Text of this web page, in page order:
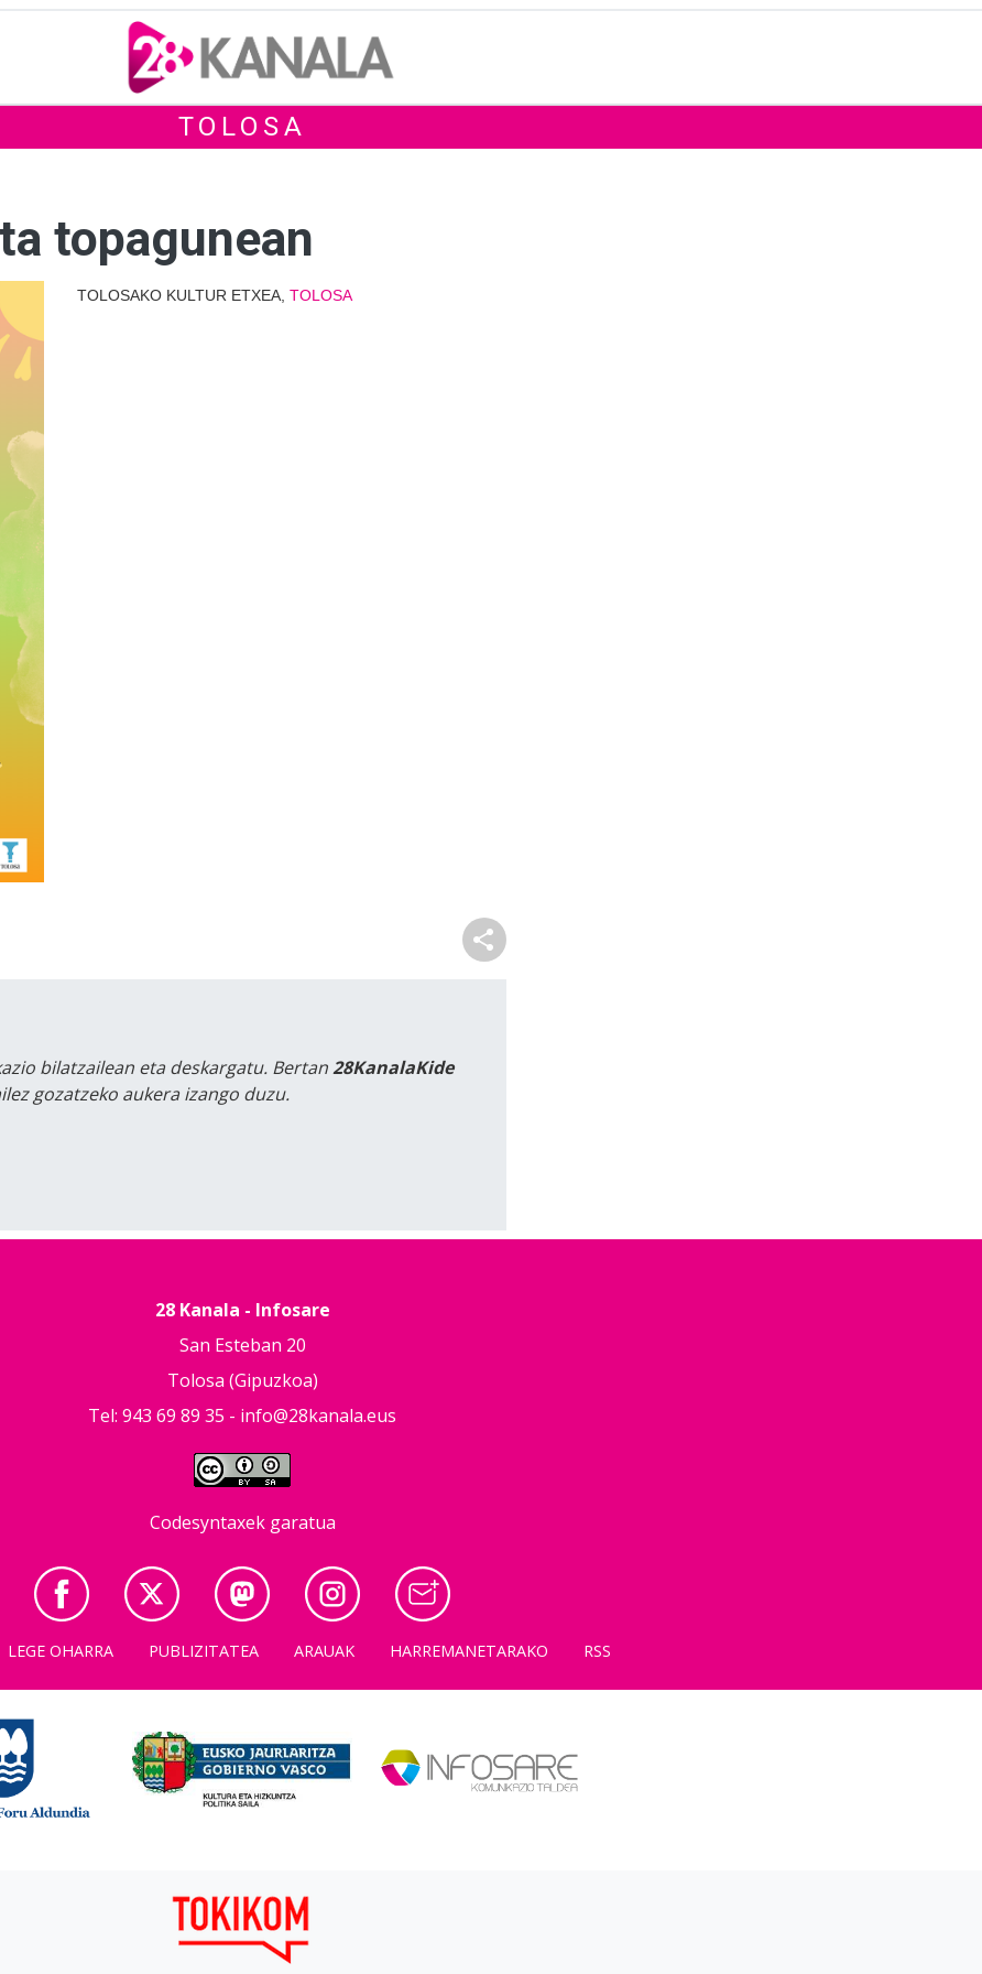
TOLOSA
topagunean
TOLOSAKO KULTUR ETXEA, TOLOSA
bilatzailean eta deskargatu. Bertan28KanalaKide
gozatzeko aukera izango duzu.
28 Kanala - Infosare
San Esteban 20
Tolosa (Gipuzkoa)
Tel: 943 69 89 35 - info@28kanala.eus
Codesyntaxek garatua
LEGE OHARRA PUBLIZITATEA ARAUAK HARREMANETARAKO RSS